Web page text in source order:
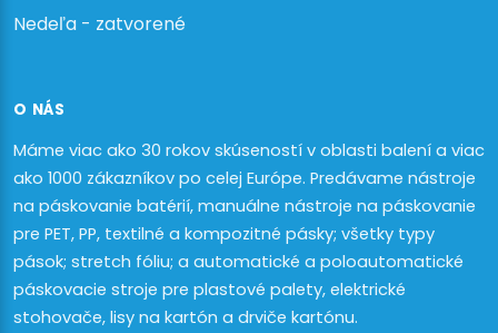
Nedeľa - zatvorené
O NÁS
Máme viac ako 30 rokov skúseností v oblasti balení a viac
ako 1000 zákazníkov po celej Európe. Predávame nástroje
na páskovanie batérií, manuálne nástroje na páskovanie
pre PET, PP, textilné a kompozitné pásky; všetky typy
pások; stretch fóliu; a automatické a poloautomatické
páskovacie stroje pre plastové palety, elektrické
stohovače, lisy na kartón a drviče kartónu.